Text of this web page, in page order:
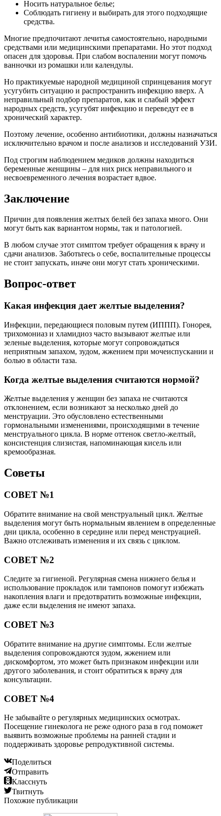
Носить натуральное белье;
Соблюдать гигиену и выбирать для этого подходящие
средства.
Многие предпочитают лечитья самостоятельно, народными
средствами или медицинскими препаратами. Но этот подход
опасен для здоровья. При слабом воспалении могут помочь
ванночки из ромашки или календулы.
Но практикуемые народной медициной спринцевания могут
усугубить ситуацию и распространить инфекцию вверх. А
неправильный подбор препаратов, как и слабый эффект
народных средств, усугубят инфекцию и переведут ее в
хронический характер.
Поэтому лечение, особенно антибиотики, должны назначаться
исключительно врачом и после анализов и исследований УЗИ.
Под строгим наблюдением медиков должны находиться
беременные женщины – для них риск неправильного и
несвоевременного лечения возрастает вдвое.
Заключение
Причин для появления желтых белей без запаха много. Они
могут быть как вариантом нормы, так и патологией.
В любом случае этот симптом требует обращения к врачу и
сдачи анализов. Заботьтесь о себе, воспалительные процессы
не стоит запускать, иначе они могут стать хроническими.
Вопрос-ответ
Какая инфекция дает желтые выделения?
Инфекции, передающиеся половым путем (ИППП). Гонорея,
трихомониаз и хламидиоз часто вызывают желтые или
зеленые выделения, которые могут сопровождаться
неприятным запахом, зудом, жжением при мочеиспускании и
болью в области таза.
Когда желтые выделения считаются нормой?
Желтые выделения у женщин без запаха не считаются
отклонением, если возникают за несколько дней до
менструации. Это обусловлено естественными
гормональными изменениями, происходящими в течение
менструального цикла. В норме оттенок светло-желтый,
консистенция слизистая, напоминающая кисель или
кремообразная.
Советы
СОВЕТ №1
Обратите внимание на свой менструальный цикл. Желтые
выделения могут быть нормальным явлением в определенные
дни цикла, особенно в середине или перед менструацией.
Важно отслеживать изменения и их связь с циклом.
СОВЕТ №2
Следите за гигиеной. Регулярная смена нижнего белья и
использование прокладок или тампонов помогут избежать
накопления влаги и предотвратить возможные инфекции,
даже если выделения не имеют запаха.
СОВЕТ №3
Обратите внимание на другие симптомы. Если желтые
выделения сопровождаются зудом, жжением или
дискомфортом, это может быть признаком инфекции или
другого заболевания, и стоит обратиться к врачу для
консультации.
СОВЕТ №4
Не забывайте о регулярных медицинских осмотрах.
Посещение гинеколога не реже одного раза в год поможет
выявить возможные проблемы на ранней стадии и
поддерживать здоровье репродуктивной системы.
Поделиться
Отправить
Класснуть
Твитнуть
Похожие публикации